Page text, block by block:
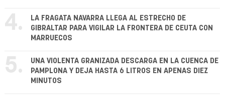
4.
LA FRAGATA NAVARRA LLEGA AL ESTRECHO DE
GIBRALTAR PARA VIGILAR LA FRONTERA DE CEUTA CON
MARRUECOS
5.
UNA VIOLENTA GRANIZADA DESCARGA EN LA CUENCA DE
PAMPLONA Y DEJA HASTA 6 LITROS EN APENAS DIEZ
MINUTOS